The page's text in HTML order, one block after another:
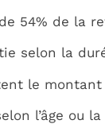
54% de la
selon la
le montant
l’âge ou